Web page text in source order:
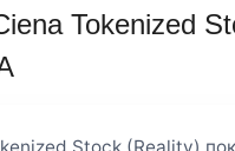
Tokenized